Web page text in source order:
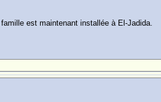
est maintenant installée à El-Jadida.